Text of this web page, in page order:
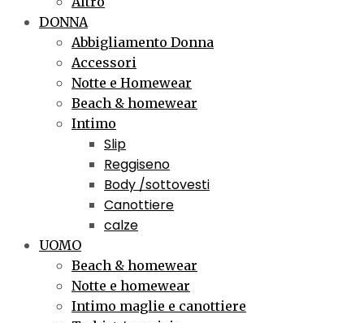
DONNA
Abbigliamento Donna
Accessori
Notte e Homewear
Beach & homewear
Intimo
Slip
Reggiseno
Body /sottovesti
Canottiere
calze
UOMO
Beach & homewear
Notte e homewear
Intimo maglie e canottiere